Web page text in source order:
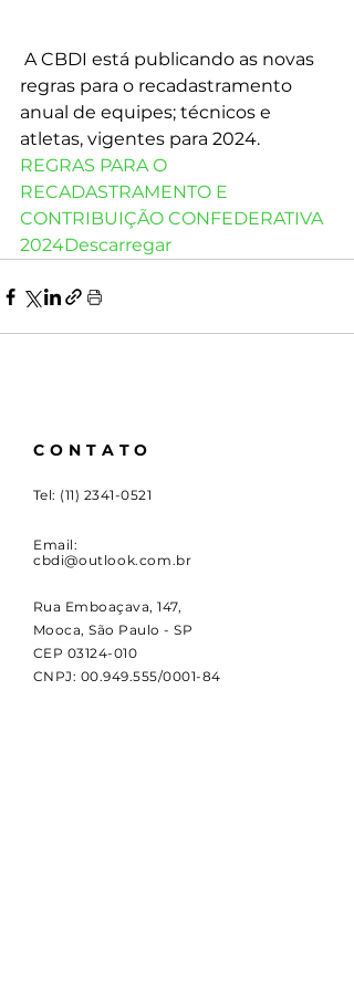
regras para o recadastramento
anual de equipes; técnicos e
atletas, vigentes para 2024.
REGRAS PARA O
RECADASTRAMENTO E
CONTRIBUIÇÃO CONFEDERATIVA
2024Descarregar
CONTATO
Tel: (11) 2341-0521
Email:
cbdi@outlook.com.br
Rua Emboaçava, 147,
Mooca, São Paulo - SP
CEP 03124-010
CNPJ: 00.949.555/0001-84